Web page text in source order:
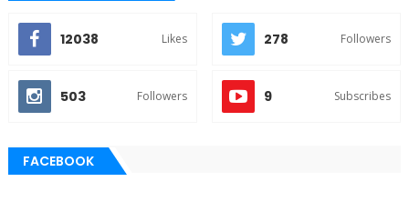
12038 Likes 278 Followers
503 Followers 9 Subscribes
FACEBOOK